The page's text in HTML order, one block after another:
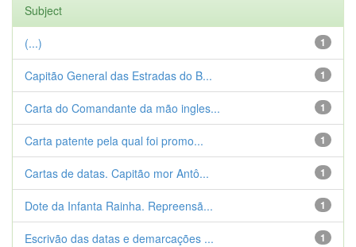
Subject
1
(...)
1
Capitão General das Estradas do B...
1
Carta do Comandante da mão ingles...
1
Carta patente pela qual foi promo...
1
Cartas de datas. Capitão mor Antô...
1
Dote da Infanta Rainha. Repreensã...
1
Escrivão das datas e demarcações ...